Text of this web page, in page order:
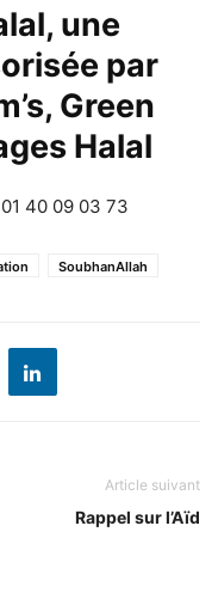
une
par
, Green
Halal
40 09 03 73
SoubhanAllah
Article suivant
Rappel sur l’Aïd